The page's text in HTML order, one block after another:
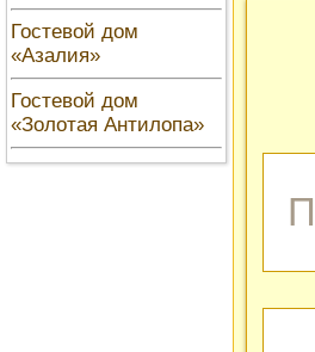
Гостевой дом
«Азалия»
Гостевой дом
«Золотая Антилопа»